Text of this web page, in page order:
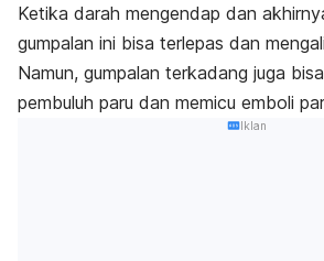
Ketika darah mengendap dan
gumpalan ini bisa terlepas dan
Namun, gumpalan terkadang juga
pembuluh paru dan memicu emboli
Iklan